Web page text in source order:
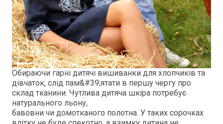
Обираючи гарні дитячі вишиванки для хлопчиків та
дівчаток, слід пам&#39;ятати в першу чергу про
склад тканини. Чутлива дитяча шкіра потребує
натурального льону,
бавовни чи домотканого полотна. У таких сорочках